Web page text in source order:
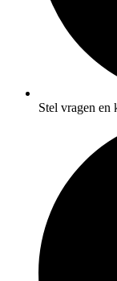
Stel vragen en